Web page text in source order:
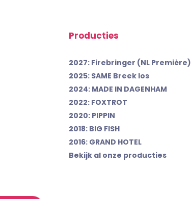
Producties
2027: Firebringer (NL Première)
2025: SAME Breek los
2024: MADE IN DAGENHAM
2022: FOXTROT
2020: PIPPIN
2018: BIG FISH
2016: GRAND HOTEL
Bekijk al onze producties